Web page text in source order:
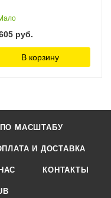
руб.
В корзину
ПО МАСШТАБУ
И ДОСТАВКА
КОНТАКТЫ